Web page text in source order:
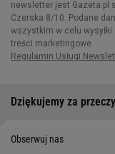
Dziękujemy za
Obserwuj nas